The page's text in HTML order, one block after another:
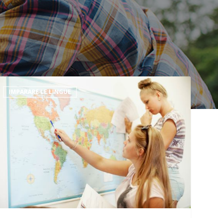
IMPARARE LE LINGUE